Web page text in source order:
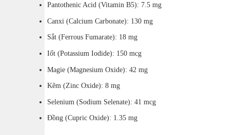
Pantothenic Acid (Vitamin B5): 7.5 mg
Canxi (Calcium Carbonate): 130 mg
Sắt (Ferrous Fumarate): 18 mg
Iốt (Potassium Iodide): 150 mcg
Magie (Magnesium Oxide): 42 mg
Kẽm (Zinc Oxide): 8 mg
Selenium (Sodium Selenate): 41 mcg
Đồng (Cupric Oxide): 1.35 mg